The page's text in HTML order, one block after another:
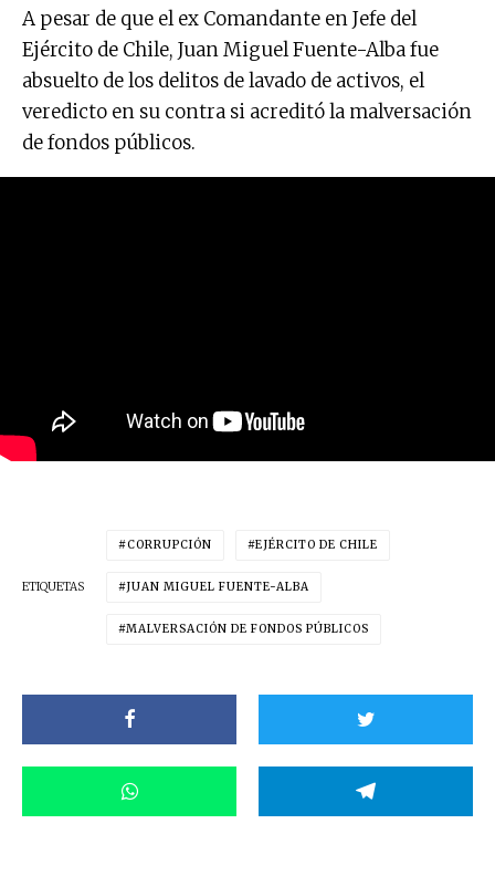
A pesar de que el ex Comandante en Jefe del
Ejército de Chile, Juan Miguel Fuente-Alba fue
absuelto de los delitos de lavado de activos, el
veredicto en su contra si acreditó la malversación
de fondos públicos.
ETIQUETAS
CORRUPCIÓN EJÉRCITO DE CHILE
JUAN MIGUEL FUENTE-ALBA
MALVERSACIÓN DE FONDOS PÚBLICOS